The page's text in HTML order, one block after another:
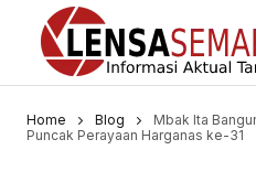
Home Blog
Mbak Ita
Puncak Perayaan Harganas ke-31